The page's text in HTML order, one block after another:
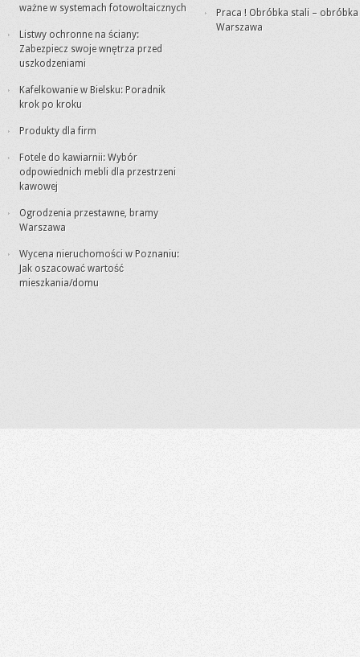
ważne w systemach fotowoltaicznych
Listwy ochronne na ściany:
Zabezpiecz swoje wnętrza przed
uszkodzeniami
Kafelkowanie w Bielsku: Poradnik
krok po kroku
Produkty dla firm
Fotele do kawiarnii: Wybór
odpowiednich mebli dla przestrzeni
kawowej
Ogrodzenia przestawne, bramy
Warszawa
Wycena nieruchomości w Poznaniu:
Jak oszacować wartość
mieszkania/domu
Praca ! Obróbka stali – obróbka
Warszawa